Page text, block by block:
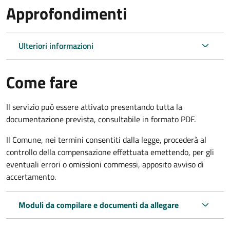
Approfondimenti
Ulteriori informazioni
Come fare
Il servizio può essere attivato presentando tutta la
documentazione prevista, consultabile in formato PDF.
Il Comune, nei termini consentiti dalla legge, procederà al
controllo della compensazione effettuata emettendo, per gli
eventuali errori o omissioni commessi, apposito avviso di
accertamento.
Moduli da compilare e documenti da allegare